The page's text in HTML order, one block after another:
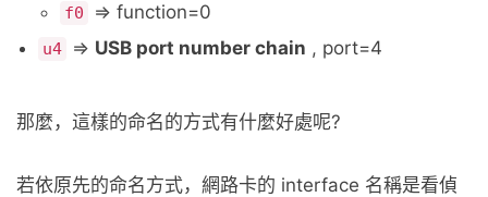
f0 => function=0
u4 => USB port number chain , port=4
那麼，這樣的命名的方式有什麼好處呢?
若依原先的命名方式，網路卡的 interface 名稱是看偵